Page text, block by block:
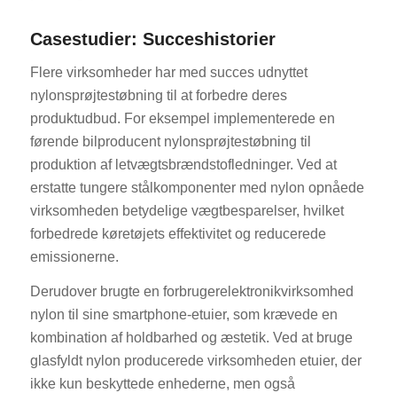
Casestudier: Succeshistorier
Flere virksomheder har med succes udnyttet
nylonsprøjtestøbning til at forbedre deres
produktudbud. For eksempel implementerede en
førende bilproducent nylonsprøjtestøbning til
produktion af letvægtsbrændstofledninger. Ved at
erstatte tungere stålkomponenter med nylon opnåede
virksomheden betydelige vægtbesparelser, hvilket
forbedrede køretøjets effektivitet og reducerede
emissionerne.
Derudover brugte en forbrugerelektronikvirksomhed
nylon til sine smartphone-etuier, som krævede en
kombination af holdbarhed og æstetik. Ved at bruge
glasfyldt nylon producerede virksomheden etuier, der
ikke kun beskyttede enhederne, men også